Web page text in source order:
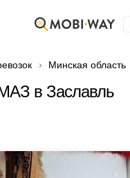
Минская область
в Заславль